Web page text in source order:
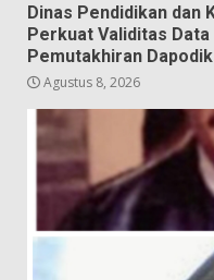
Dinas Pendidikan dan
Perkuat Validitas Data
Pemutakhiran Dapodik
Agustus 8, 2026